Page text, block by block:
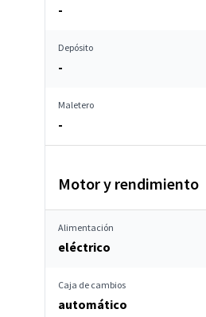
-
Depósito
-
Maletero
-
Motor y rendimiento
Alimentación
eléctrico
Caja de cambios
automático